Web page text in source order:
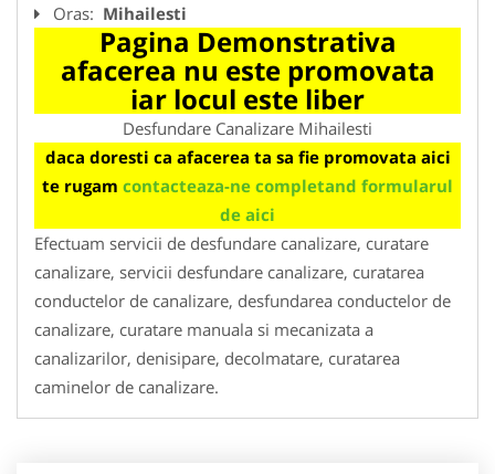
Oras: Mihailesti
Pagina Demonstrativa
afacerea nu este promovata
iar locul este liber
Desfundare Canalizare Mihailesti
daca doresti ca afacerea ta sa fie promovata aici
te rugam contacteaza-ne completand formularul
de aici
Efectuam servicii de desfundare canalizare, curatare
canalizare, servicii desfundare canalizare, curatarea
conductelor de canalizare, desfundarea conductelor de
canalizare, curatare manuala si mecanizata a
canalizarilor, denisipare, decolmatare, curatarea
caminelor de canalizare.